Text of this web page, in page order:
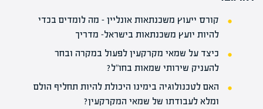
קורס ייעוץ משכנתאות אונליין – מה לומדים בכדי
להיות יועץ משכנתאות בישראל- מדריך
כיצד על שמאי מקרקעין לפעול במקרה ובחר
להעניק שירותי שמאות בחו"ל?
האם לטכנולוגיה בימינו היכולת להיות תחליף הולם
ומלא לעבודתו של שמאי המקרקעין?